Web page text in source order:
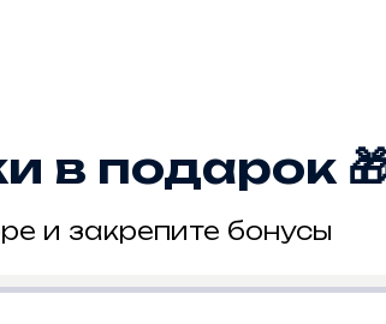
в подарок
и закрепите бонусы